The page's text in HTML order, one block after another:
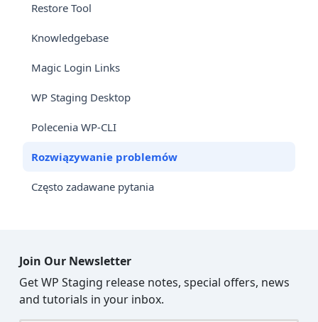
Restore Tool
Knowledgebase
Magic Login Links
WP Staging Desktop
Polecenia WP-CLI
Rozwiązywanie problemów
Często zadawane pytania
Join Our Newsletter
Get WP Staging release notes, special offers, news
and tutorials in your inbox.